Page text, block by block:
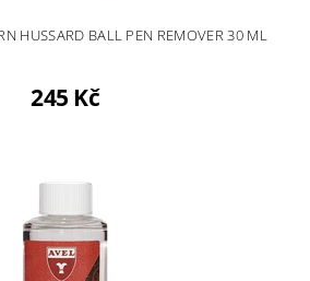
HUSSARD BALL PEN REMOVER 30 ML
245 Kč